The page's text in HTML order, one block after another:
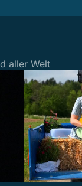
aller Welt